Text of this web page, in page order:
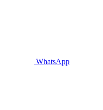
WhatsApp